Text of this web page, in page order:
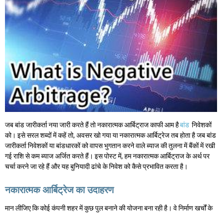
जब बांड जारीकर्ता नया जारी करते हैं तो नकारात्मक आर्बिट्राज काफी आम हैबांड निवेशकों
को। इसे सरल शब्दों में कहें तो, अवसर खो गया या नकारात्मक आर्बिट्रेज तब होता है जब बांड
जारीकर्ता निवेशकों या बांडधारकों को वापस भुगतान करने वाले ब्याज की तुलना में बैंकों में रखी
गई राशि से कम ब्याज अर्जित करते हैं। इस पोस्ट में, हम नकारात्मक आर्बिट्राज के अर्थ पर
चर्चा करने जा रहे हैं और यह बुनियादी ढांचे के निवेश को कैसे प्रभावित करता है।
नकारात्मक आर्बिट्रेज का उदाहरण
मान लीजिए कि कोई कंपनी शहर में कुछ पुल बनाने की योजना बना रही है। वे निर्माण खर्चों के